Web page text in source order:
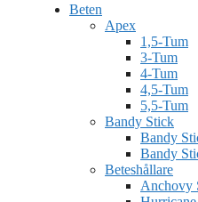
Beten
Apex
1,5-Tum
3-Tum
4-Tum
4,5-Tum
5,5-Tum
Bandy Stick
Bandy
Bandy
Beteshållare
Anchovy